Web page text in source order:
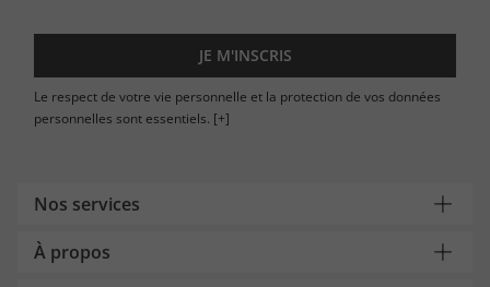
JE M'INSCRIS
Le respect de votre vie personnelle et la protection de vos données
personnelles sont essentiels. [+]
Nos services
À propos